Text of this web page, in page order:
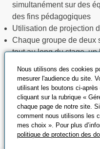
simultanément sur des
des fins pédagogiques
Utilisation de projection
Chaque groupe de deux
tout au long du stage,
pédagogique et
conçus et réalisés par
adéquation totale entre
pédagogiques
Micro-ordinateur avec
simulation du
Nous utilisons des cookies
mesurer l'audience du site.
utilisant les boutons ci-
cliquant sur la rubrique «
chaque page de notre site.
comment nous utilisons les
mes choix ». Pour plus
politique de protection des